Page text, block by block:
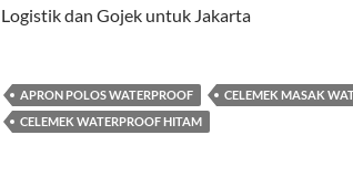
Logistik dan Gojek untuk Jakarta
APRON POLOS WATERPROOF
CELEMEK MASAK
CELEMEK WATERPROOF HITAM